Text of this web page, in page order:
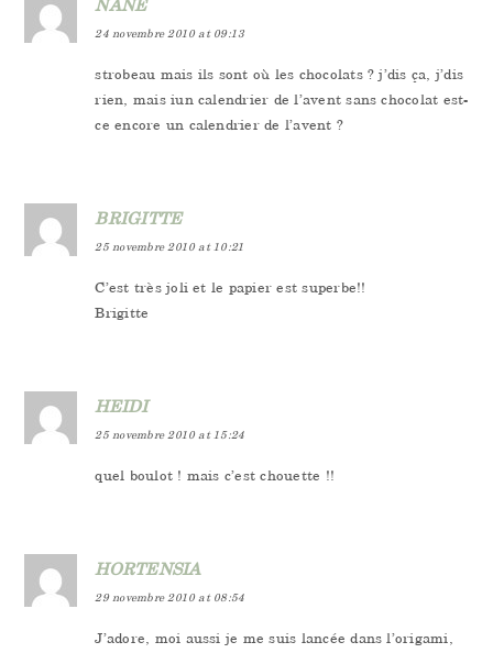
NANE
24 novembre 2010 at 09:13
strobeau mais ils sont où les chocolats ? j’dis ça, j’dis
rien, mais iun calendrier de l’avent sans chocolat est-
ce encore un calendrier de l’avent ?
BRIGITTE
25 novembre 2010 at 10:21
C’est très joli et le papier est superbe!!
Brigitte
HEIDI
25 novembre 2010 at 15:24
quel boulot ! mais c’est chouette !!
HORTENSIA
29 novembre 2010 at 08:54
J’adore, moi aussi je me suis lancée dans l’origami,